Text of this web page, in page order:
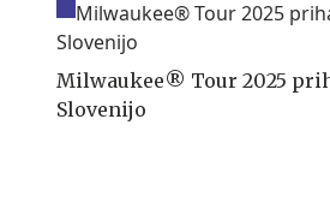
Milwaukee® Tour 2025
Slovenijo